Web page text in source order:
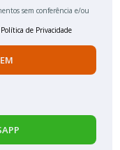
sem conferência e/ou
Política de Privacidade